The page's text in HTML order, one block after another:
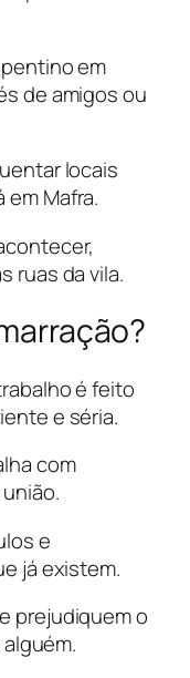
em
de amigos ou
locais
Mafra.
ruas da vila.
é feito
e séria.
com
e
já existem.
prejudiquem o